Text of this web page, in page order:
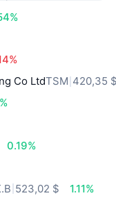
Co LtdTSM 420,35
0.19%
523,02 $
1.11%